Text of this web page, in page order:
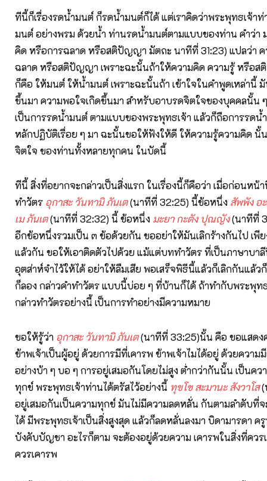
ทีนี้ก็เรื่องรดน้ำมนต์ ก็รดน้ำมนต์ก็ได้ แต่เราคิดว่าพระพุทธเจ้าท่
มนต์ อย่างพรม ด้วยน้ำ ท่านรดน้ำมนต์ตามแบบของท่าน คำว่า
คิด หรือการฉลาด หรือสติปัญญา มัตถะ นาทีที่ 31:23) แปลว่า
ฉลาด หรือสติปัญญา เพราะฉะนั้นถ้าให้ความคิด ความรู้ หรือ
ก็คือ ให้มนต์ ให้น้ำมนต์ เพราะฉะนั้นถ้า เข้าใจในคำพูดเหล่านี้
ขึ้นมา ความพอใจเกิดขึ้นมา สำหรับอาบรดจิตใจของบุคคลนั้น
เป็นการรดน้ำมนต์ ตามแบบของพระพุทธเจ้า แล้วก็ถือการรดน้
หลักปฏิบัติเรื่อย ๆ มา ฉะนั้นขอให้ฟังให้ดี ให้ความรู้ความคิด
จิตใจ ของท่านทั้งหลายทุกคน ในบัดนี้
ทีนี้ สิ่งที่อยากจะกล่าวเป็นสิ่งแรก ในเรื่องนี้ก็คือว่า เมื่อก่อนหน้
ทำวัตร อุกาสะ วันทามิ ภันเต(นาทีที่ 32:25) นี้ข้อหนึ่ง สัพพัง อ
เม ภันเต(นาทีที่ 32:32) นี้ ข้อหนึ่ง มะยา กะตัง ปุณญัง(นาทีที่
อีกข้อหนึ่งรวมเป็น ๓ ข้อด้วยกัน ขออย่าให้มันเลิกร้างกันไป เพี
แล้วกัน ขอให้เอาติดตัวไปด้วย แม้แต่บททำวัตร ที่เป็นภาษาบาลี
อุตส่าห์จำไว้ให้ได้ อย่าให้ลืมเสีย พอเสร็จพิธีนี้แล้วก็เลิกกันแล้ว
ก็ลอง กล่าวคำทำวัตร แบบนี้บ่อย ๆ ที่บ้านก็ได้ ถ้าทำกับพระพุท
กล่าวทำวัตรอย่างนี้ เป็นการทำอย่างมีความหมาย
ขอให้รู้ว่า อุกาสะ วันทามิ ภันเต(นาทีที่ 33:25)นั้น คือ ขอแสดง
ข้าพเจ้าเป็นผู้อยู่ ด้วยการมีที่เคารพ ข้าพเจ้าไมได้อยู่ ด้วยความ
อย่างบ้า ๆ บอ ๆ การอยู่เสมอกันโดยไม่สูง ต่ำกว่ากันนั้น เป็นคว
ทุกข์ พระพุทธเจ้าท่านได้ตรัสไว้อย่างนี้ ทุขโข สะมานะ สังวาโส(
อยู่เสมอกันเป็นความทุกข์ มันไม่มีความลดหลั่น กันตามลำดับที่
ได้ มีพระพุทธเจ้าเป็นสิ่งสูงสุด แล้วก็ลดหลั่นลงมา บิดามารดา ค
บังคับบัญชา อะไรก็ตาม จะต้องอยู่ด้วยความ เคารพในสิ่งที่คว
ควรเคารพ